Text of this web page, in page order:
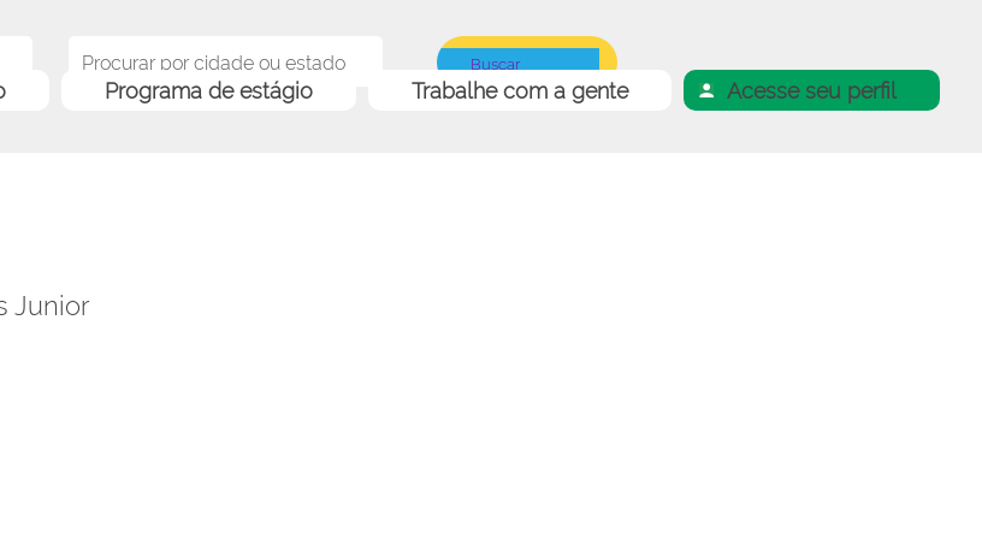
Programa de estágio Trabalhe com a gente Acesse seu perfil
Junior